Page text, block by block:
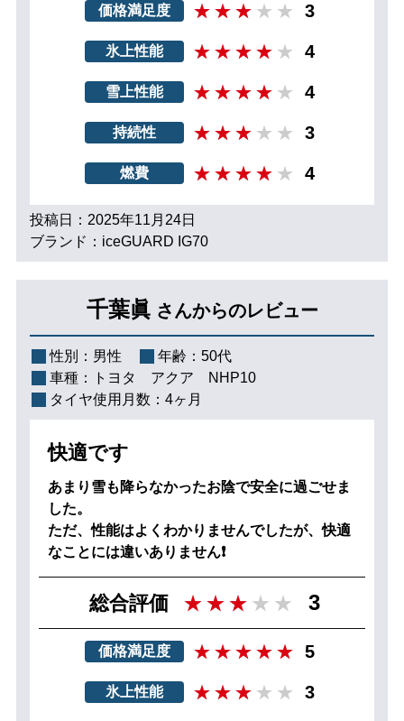
価格満足度 3
氷上性能 4
雪上性能 4
持続性 3
燃費 4
投稿日：2025年11月24日
ブランド：iceGUARD IG70
千葉眞 さんからのレビュー
性別： 男性 年齢： 50代
車種：
トヨタ アクア NHP10
タイヤ使用月数： 4ヶ月
快適です
あまり雪も降らなかったお陰で安全に過ごせま
した。
ただ、性能はよくわかりませんでしたが、快適
なことには違いありません❗
総合評価 3
価格満足度 5
氷上性能 3